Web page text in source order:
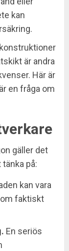
kan
är andra
Här är
en fråga om
gäller det
på:
kan vara
faktiskt
En seriös